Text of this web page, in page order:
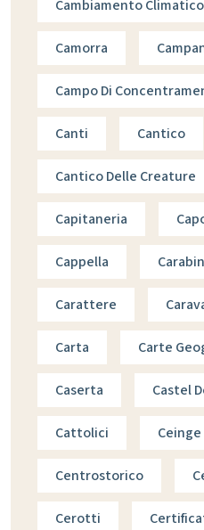
Cambiamento Climatico
Camorra
Campo Di
Canti Cantico
Cantico Delle Creature
Capitaneria
Cappella
Carattere
Carta Carte
Caserta Castel
Cattolici Ceinge
Centrostorico
Cerotti